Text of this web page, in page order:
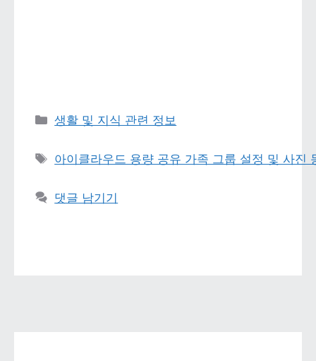
카테고리
생활 및 지식 관련 정보
태그
아이클라우드 용량 공유 가족 그룹 설정 및 사진
댓글 남기기